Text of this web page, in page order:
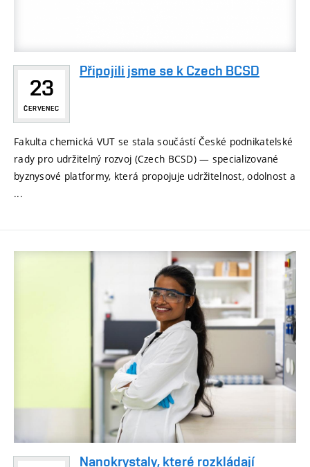
23
ČERVENEC
Připojili jsme se k Czech BCSD
Fakulta chemická VUT se stala součástí České podnikatelské
rady pro udržitelný rozvoj (Czech BCSD) — specializované
byznysové platformy, která propojuje udržitelnost, odolnost a
...
Nanokrystaly, které rozkládají